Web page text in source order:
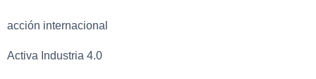
acción internacional
Activa Industria 4.0